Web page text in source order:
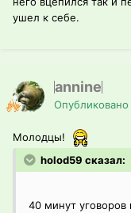
ушел к себе.
annine
Опубликовано
Молодцы!
holod59 сказал:
40 минут уговоров